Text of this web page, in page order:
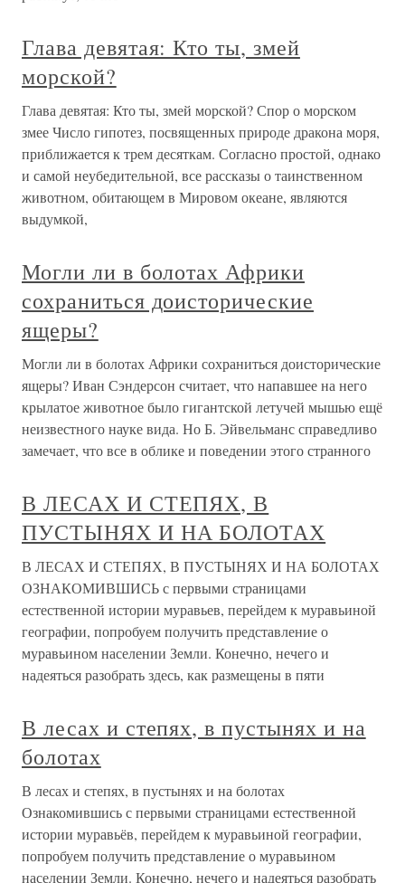
Глава девятая: Кто ты, змей
морской?
Глава девятая: Кто ты, змей морской? Спор о морском
змее Число гипотез, посвященных природе дракона моря,
приближается к трем десяткам. Согласно простой, однако
и самой неубедительной, все рассказы о таинственном
животном, обитающем в Мировом океане, являются
выдумкой,
Могли ли в болотах Африки
сохраниться доисторические
ящеры?
Могли ли в болотах Африки сохраниться доисторические
ящеры? Иван Сэндерсон считает, что напавшее на него
крылатое животное было гигантской летучей мышью ещё
неизвестного науке вида. Но Б. Эйвельманс справедливо
замечает, что все в облике и поведении этого странного
В ЛЕСАХ И СТЕПЯХ, В
ПУСТЫНЯХ И НА БОЛОТАХ
В ЛЕСАХ И СТЕПЯХ, В ПУСТЫНЯХ И НА БОЛОТАХ
ОЗНАКОМИВШИСЬ с первыми страницами
естественной истории муравьев, перейдем к муравьиной
географии, попробуем получить представление о
муравьином населении Земли. Конечно, нечего и
надеяться разобрать здесь, как размещены в пяти
В лесах и степях, в пустынях и на
болотах
В лесах и степях, в пустынях и на болотах
Ознакомившись с первыми страницами естественной
истории муравьёв, перейдем к муравьиной географии,
попробуем получить представление о муравьином
населении Земли. Конечно, нечего и надеяться разобрать